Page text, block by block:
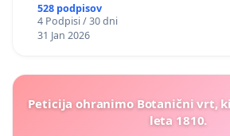
528 podpisov
4 Podpisi / 30 dni
31 Jan 2026
Peticija ohranimo Botanični vrt,
leta 1810.